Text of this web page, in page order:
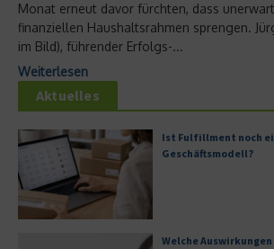
Monat erneut davor fürchten, dass
finanziellen Haushaltsrahmen sprengen.
im Bild), führender Erfolgs-...
Weiterlesen
Aktuelles
Ist Fulfillment noch
Geschäftsmodell?
Welche Auswirkungen